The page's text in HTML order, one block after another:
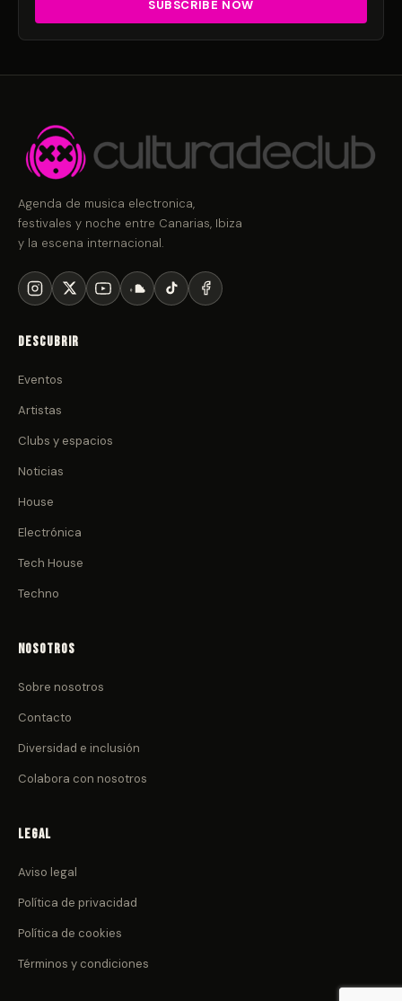
Agenda de musica electronica,
festivales y noche entre Canarias, Ibiza
y la escena internacional.
Descubrir
Eventos
Artistas
Clubs y espacios
Noticias
House
Electrónica
Tech House
Techno
Nosotros
Sobre nosotros
Contacto
Diversidad e inclusión
Colabora con nosotros
Legal
Aviso legal
Política de privacidad
Política de cookies
Términos y condiciones